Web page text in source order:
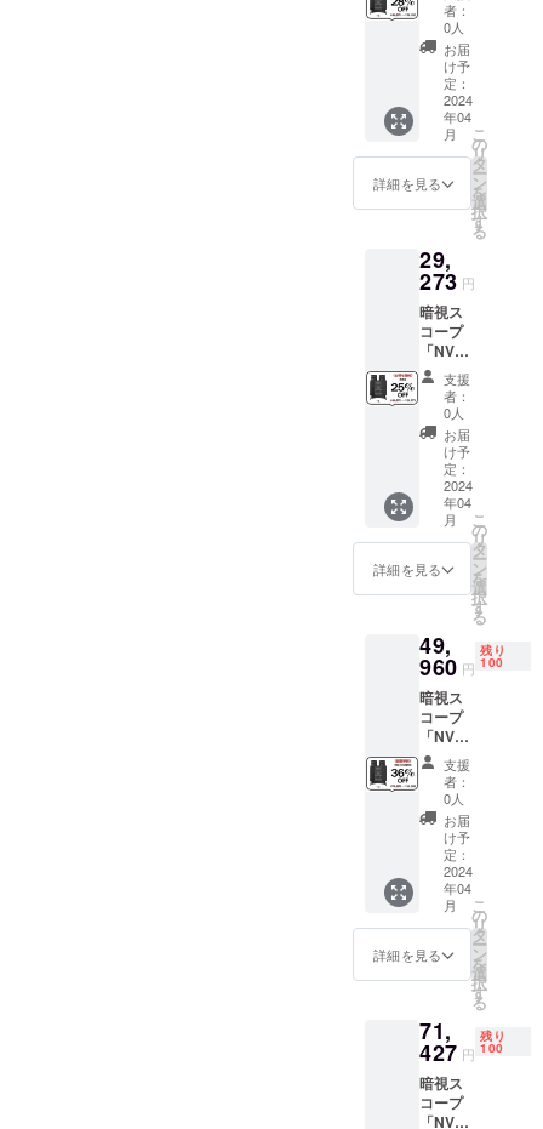
ファンディ
ング - 市場分
析、ブラン
ド価値診断
プロモー
ション戦
略、マーケ
ティングの
ティブアッ
プグレー
ド、広告展
マーケティ
ングリソー
スの調整 -
KOL、PR記
ソーシャル
メディア運
用 -
Facebook
ティのオン
ラインスト
ア運用 - レコ
メン、日本
のAmazon
ルx1 ・
日本語
取扱説
明書×1
x1 ・ス
トラッ
プx1 ・
32GB
microS
Dカード
x1 ・ク
リーニ
ングク
ロスx1
プx1 ・
対物レ
キャッ
プ x2 ・
USB
ケーブ
ルx1 ・
日本語
取扱説
明書×1
定販売
価格：
￥39,03
1 ※税
込・送
料無料
（日本
国内限
定） ※
保証：
セット
内容 ・
暗視ス
コープ
本体x1
・収納
ポーチ
x1 ・ス
トラッ
プx1 ・
32GB
microS
Dカード
x1 ・ク
リーニ
ングク
ロスx1
プx1 ・
対物レ
キャッ
プ x2 ・
USB
ケーブ
ルx1 ・
日本語
取扱説
明書×1
者：
0人
お届
け予
定：
2024
年04
月
詳細を見る
こ
の
リ
タ
ー
ン
を
選
択
す
る
29,
273 円
暗視ス
コープ
「NV10
80」 ※
一般予
定販売
価格：
￥39,03
1 ※税
込・送
料無料
（日本
国内限
定） ※
保証：
セット
内容 ・
暗視ス
コープ
本体x1
・収納
ポーチ
x1 ・ス
トラッ
プx1 ・
32GB
microS
Dカード
x1 ・ク
リーニ
ングク
ロスx1
プx1 ・
対物レ
キャッ
プ x2 ・
支援
者：
0人
お届
け予
定：
2024
年04
月
詳細を見る
こ
の
リ
タ
ー
ン
を
選
択
す
る
49,
960 円
残り
100
暗視ス
コープ
「NV10
80」 ※
一般予
定販売
価格：
￥78,06
2 ※税
込・送
料無料
（日本
国内限
定） ※
保証：
セット
内容 ・
暗視ス
コープ
本体x2
支援
者：
0人
お届
け予
定：
2024
年04
月
詳細を見る
こ
の
リ
タ
ー
ン
を
選
択
す
る
71,
427 円
残り
100
暗視ス
コープ
「NV10